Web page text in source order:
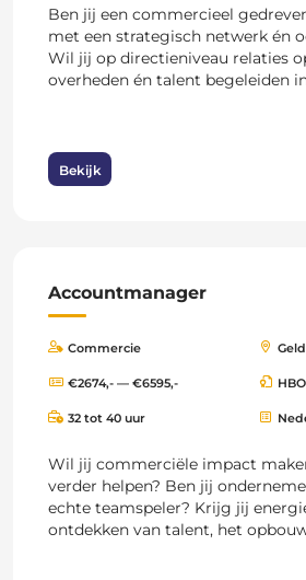
Ben jij een commercieel
met een strategisch netwerk én
Wil jij op directieniveau relaties
overheden én talent begeleiden
Bekijk
Accountmanager
Commercie
€2674,- — €6595,- HBO
32 tot 40 uur
Wil jij commerciële impact
verder helpen? Ben jij
echte teamspeler? Krijg jij
ontdekken van talent, het